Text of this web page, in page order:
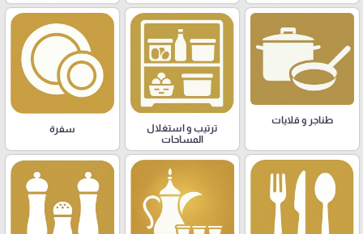
طناجر و قلايات
ترتيب و استغلال
المساحات
سفرة